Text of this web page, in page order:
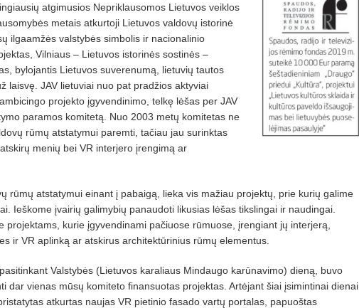
atgimusios Nepriklausomos Lietuvos veiklos
metais atkurtoji Lietuvos valdovų istorinė
ilgaamžės valstybės simbolis ir nacionalinio
Vilniaus – Lietuvos istorinės sostinės –
bylojantis Lietuvos suverenumą, lietuvių tautos
laisvę. JAV lietuviai nuo pat pradžios aktyviai
projekto įgyvendinimo, telkę lėšas per JAV
paramos komitetą. Nuo 2003 metų komitetas ne
rūmų atstatymui paremti, tačiau jau surinktas
menių bei VR interjero įrengimą ar
rūmų atstatymui einant į pabaigą, lieka vis mažiau projektų, prie kurių galime
Ieškome įvairių galimybių panaudoti likusias lėšas tikslingai ir naudingai.
projektams, kurie įgyvendinami pačiuose rūmuose, įrengiant jų interjerą,
ir VR aplinką ar atskirus architektūrinius rūmų elementus.
Valstybės (Lietuvos karaliaus Mindaugo karūnavimo) dieną, buvo
dar vienas mūsų komiteto finansuotas projektas. Artėjant šiai įsimintinai dienai
atkurtas naujas VR pietinio fasado vartų portalas, papuoštas